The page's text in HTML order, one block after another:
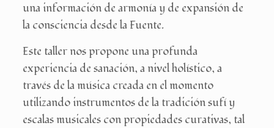
una información de armonía y de expansión de
la consciencia desde la Fuente.
Este taller nos propone una profunda
experiencia de sanación, a nivel holístico, a
través de la música creada en el momento
utilizando instrumentos de la tradición sufí y
escalas musicales con propiedades curativas, tal